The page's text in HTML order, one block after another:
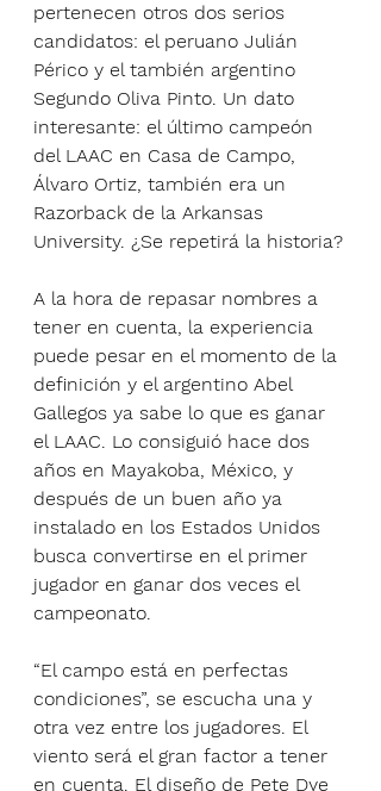
pertenecen otros dos serios
candidatos: el peruano Julián
Périco y el también argentino
Segundo Oliva Pinto. Un dato
interesante: el último campeón
del LAAC en Casa de Campo,
Álvaro Ortiz, también era un
Razorback de la Arkansas
University. ¿Se repetirá la historia?
A la hora de repasar nombres a
tener en cuenta, la experiencia
puede pesar en el momento de la
definición y el argentino Abel
Gallegos ya sabe lo que es ganar
el LAAC. Lo consiguió hace dos
años en Mayakoba, México, y
después de un buen año ya
instalado en los Estados Unidos
busca convertirse en el primer
jugador en ganar dos veces el
campeonato.
“El campo está en perfectas
condiciones”, se escucha una y
otra vez entre los jugadores. El
viento será el gran factor a tener
en cuenta. El diseño de Pete Dye